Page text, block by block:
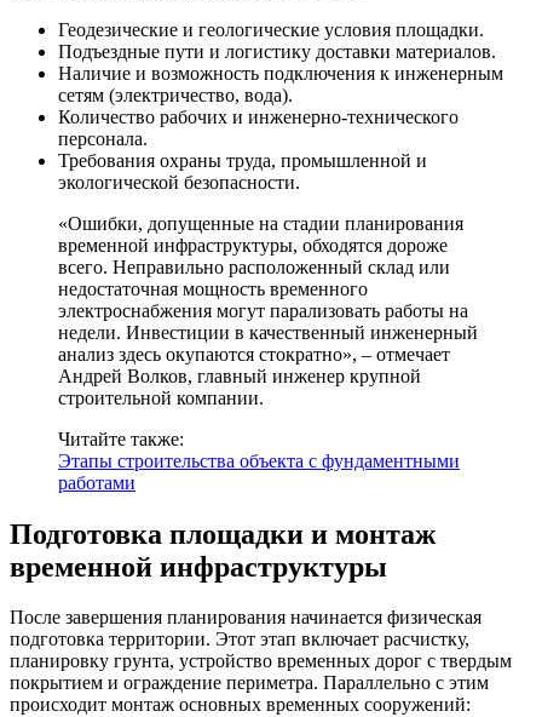
Геодезические и геологические условия площадки.
Подъездные пути и логистику доставки материалов.
Наличие и возможность подключения к инженерным
сетям (электричество, вода).
Количество рабочих и инженерно-технического
персонала.
Требования охраны труда, промышленной и
экологической безопасности.
«Ошибки, допущенные на стадии планирования
временной инфраструктуры, обходятся дороже
всего. Неправильно расположенный склад или
недостаточная мощность временного
электроснабжения могут парализовать работы на
недели. Инвестиции в качественный инженерный
анализ здесь окупаются стократно», – отмечает
Андрей Волков, главный инженер крупной
строительной компании.
Читайте также:
Этапы строительства объекта с фундаментными
работами
Подготовка площадки и монтаж
временной инфраструктуры
После завершения планирования начинается физическая
подготовка территории. Этот этап включает расчистку,
планировку грунта, устройство временных дорог с твердым
покрытием и ограждение периметра. Параллельно с этим
происходит монтаж основных временных сооружений: